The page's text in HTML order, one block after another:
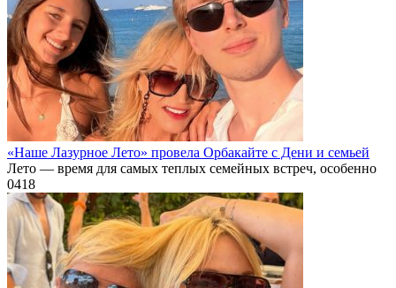
«Наше Лазурное Лето» провела Орбакайте с Дени и семьей
Лето — время для самых теплых семейных встреч, особенно
0418